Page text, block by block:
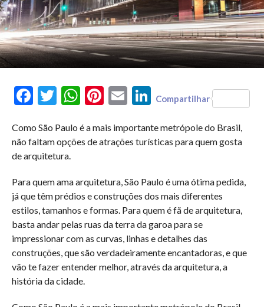
FacebookTwitterWhatsAppPinterest
Email LinkedIn
Compartilhar
Como São Paulo é a mais importante metrópole do Brasil,
não faltam opções de atrações turísticas para quem gosta
de arquitetura.
Para quem ama arquitetura, São Paulo é uma ótima pedida,
já que têm prédios e construções dos mais diferentes
estilos, tamanhos e formas. Para quem é fã de arquitetura,
basta andar pelas ruas da terra da garoa para se
impressionar com as curvas, linhas e detalhes das
construções, que são verdadeiramente encantadoras, e que
vão te fazer entender melhor, através da arquitetura, a
história da cidade.